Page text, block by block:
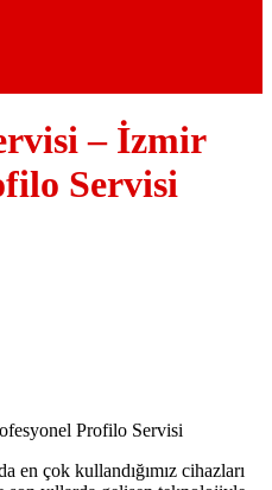
– İzmir
Servisi
en çok kullandığımız cihazları